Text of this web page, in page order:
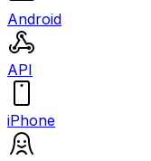
Android
API
iPhone